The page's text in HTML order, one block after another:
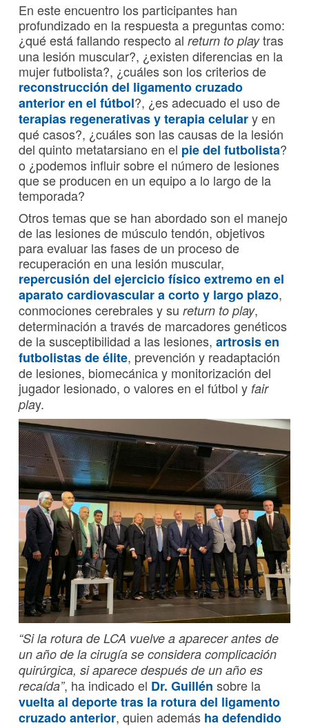
En este encuentro los participantes han
profundizado en la respuesta a preguntas como:
¿qué está fallando respecto al return to playtras
una lesión muscular?, ¿existen diferencias en la
mujer futbolista?, ¿cuáles son los criterios de
reconstrucción del ligamento cruzado
anterior en el fútbol?, ¿es adecuado el uso de
terapias regenerativas y terapia celulary en
qué casos?, ¿cuáles son las causas de la lesión
del quinto metatarsiano en el pie del futbolista?
o ¿podemos influir sobre el número de lesiones
que se producen en un equipo a lo largo de la
temporada?
Otros temas que se han abordado son el manejo
de las lesiones de músculo tendón, objetivos
para evaluar las fases de un proceso de
recuperación en una lesión muscular,
repercusión del ejercicio físico extremo en el
aparato cardiovascular a corto y largo plazo,
conmociones cerebrales y su return to play,
determinación a través de marcadores genéticos
de la susceptibilidad a las lesiones, artrosis en
futbolistas de élite, prevención y readaptación
de lesiones, biomecánica y monitorización del
jugador lesionado, o valores en el fútbol y fair
play.
“Si la rotura de LCA vuelve a aparecer antes de
un año de la cirugía se considera complicación
quirúrgica, si aparece después de un año es
recaída”, ha indicado el Dr. Guillén sobre la
vuelta al deporte tras la rotura del ligamento
cruzado anterior, quien además ha defendido